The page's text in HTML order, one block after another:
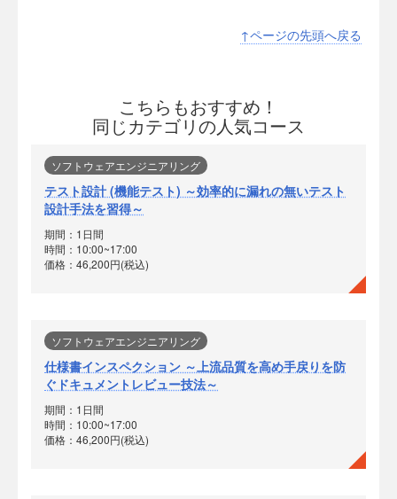
↑ページの先頭へ戻る
こちらもおすすめ！
同じカテゴリの人気コース
ソフトウェアエンジニアリング
テスト設計 (機能テスト) ～効率的に漏れの無いテスト
設計手法を習得～
期間：1日間
時間：10:00~17:00
価格：46,200円(税込)
ソフトウェアエンジニアリング
仕様書インスペクション ～上流品質を高め手戻りを防
ぐドキュメントレビュー技法～
期間：1日間
時間：10:00~17:00
価格：46,200円(税込)